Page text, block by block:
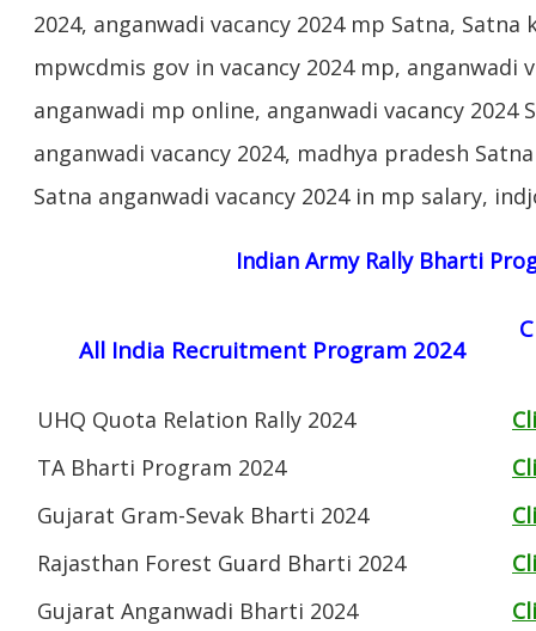
2024, anganwadi vacancy 2024 mp Satna, Satna
mpwcdmis gov in vacancy 2024 mp, anganwadi
anganwadi mp online, anganwadi vacancy 2024
anganwadi vacancy 2024, madhya pradesh
Satna anganwadi vacancy 2024 in mp salary,
Indian Army Rally Bharti
All India Recruitment Program 2024
UHQ Quota Relation Rally 2024
TA Bharti Program 2024
Gujarat Gram-Sevak Bharti 2024
Rajasthan Forest Guard Bharti 2024
Gujarat Anganwadi Bharti 2024